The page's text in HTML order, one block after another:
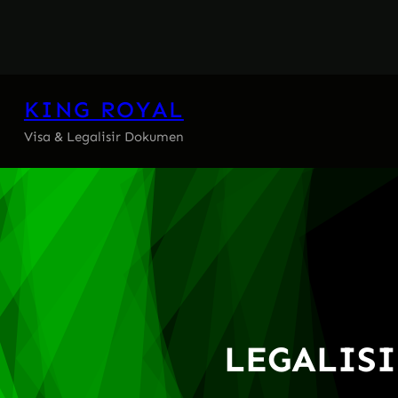
KING ROYAL
Visa & Legalisir Dokumen